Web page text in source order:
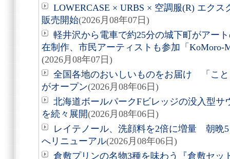
LOWERCASE × URBS × 空調服(R) エク
販売開始(2026月08年07日)
軽井沢から電車で約25分の城下町がアー
在制作、市民アーティストも参加「KoMoro-
(2026月08年07日)
全国各地のおいしいものをお届け 「こ
がオープン(2026月08年06日)
北海道ボールパークFビレッジの没入型サ
を続々展開(2026月08年06日)
レイテノール、洗顔料を2倍に増量 朝晩
へリニューアル(2026月08年06日)
倉敷プリンの名物3種を味わう『倉敷セッ